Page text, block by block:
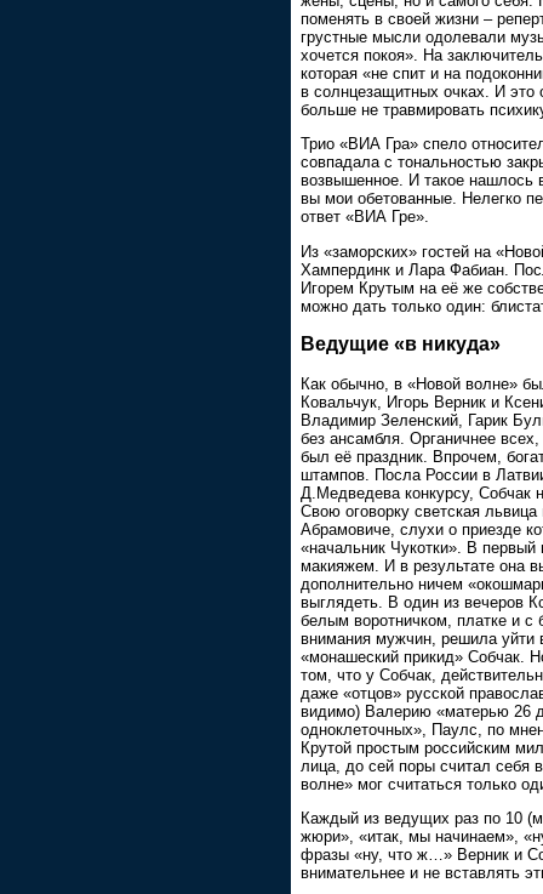
поменять в своей жизни –
грустные мысли одолевали
хочется покоя». На
которая «не спит и на
в солнцезащитных очках. И это
больше не травмировать
Трио «ВИА Гра» спело
совпадала с тональностью
возвышенное. И такое нашлось
вы мои обетованные. Нелегко
ответ «ВИА Гре».
Из «заморских» гостей на
Хампердинк и Лара Фабиан.
Игорем Крутым на её же
можно дать только один:
Ведущие «в никуда»
Как обычно, в «Новой волне»
Ковальчук, Игорь Верник и
Владимир Зеленский, Гарик
без ансамбля. Органичнее
был её праздник. Впрочем,
штампов. Посла России в
Д.Медведева конкурсу, Собчак
Свою оговорку светская
Абрамовиче, слухи о приезде
«начальник Чукотки». В
макияжем. И в результате она
дополнительно ничем
выглядеть. В один из вечеров
белым воротничком, платке и с
внимания мужчин, решила уйти
«монашеский прикид» Собчак.
том, что у Собчак,
даже «отцов» русской
видимо) Валерию «матерью 26
одноклеточных», Паулс, по
Крутой простым российским
лица, до сей поры считал
волне» мог считаться только
Каждый из ведущих раз по 10
жюри», «итак, мы начинаем»,
фразы «ну, что ж…» Верник и
внимательнее и не вставлять